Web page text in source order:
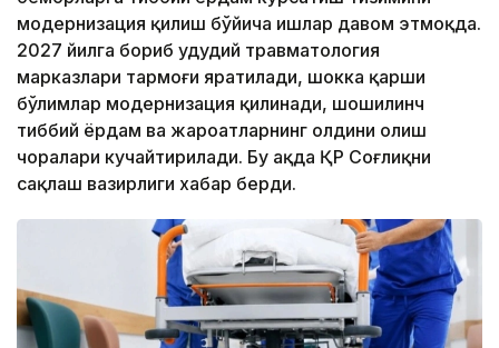
модернизация қилиш бўйича ишлар давом этмоқда.
2027 йилга бориб ҳудудий травматология
марказлари тармоғи яратилади, шокка қарши
бўлимлар модернизация қилинади, шошилинч
тиббий ёрдам ва жароҳатларнинг олдини олиш
чоралари кучайтирилади. Бу ҳақда ҚР Соғлиқни
сақлаш вазирлиги хабар берди.